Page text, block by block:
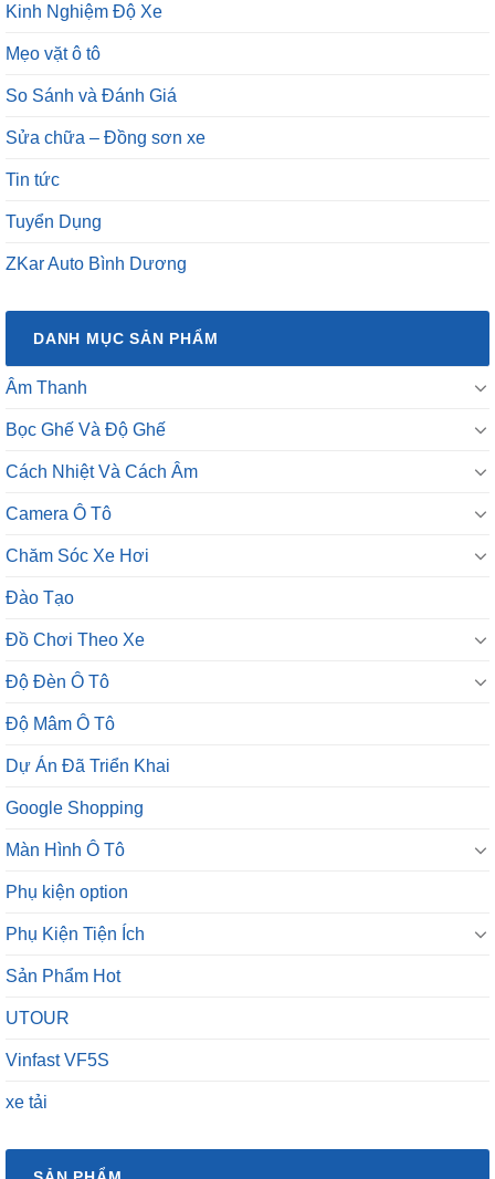
Kinh Nghiệm Độ Xe
Mẹo vặt ô tô
So Sánh và Đánh Giá
Sửa chữa – Đồng sơn xe
Tin tức
Tuyển Dụng
ZKar Auto Bình Dương
DANH MỤC SẢN PHẨM
Âm Thanh
Bọc Ghế Và Độ Ghế
Cách Nhiệt Và Cách Âm
Camera Ô Tô
Chăm Sóc Xe Hơi
Đào Tạo
Đồ Chơi Theo Xe
Độ Đèn Ô Tô
Độ Mâm Ô Tô
Dự Án Đã Triển Khai
Google Shopping
Màn Hình Ô Tô
Phụ kiện option
Phụ Kiện Tiện Ích
Sản Phẩm Hot
UTOUR
Vinfast VF5S
xe tải